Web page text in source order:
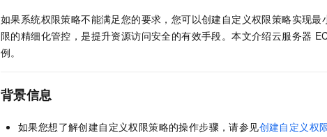
如果系统权限策略不能满足您的要求，您可以创建自定义权限策略实现
限的精细化管控，是提升资源访问安全的有效手段。本文介绍云服务器
例。
背景信息
如果您想了解创建自定义权限策略的操作步骤，请参见创建自定义权